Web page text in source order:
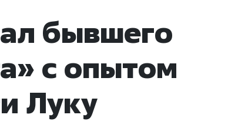
бывшего
с опытом
Луку